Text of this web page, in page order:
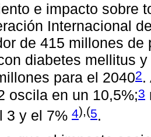
e impacto sobre
Internacional
de 415 millones
diabetes mellitus
para el 20402.
oscila en un 10,5%;3
3 y el 7% 4),(5.